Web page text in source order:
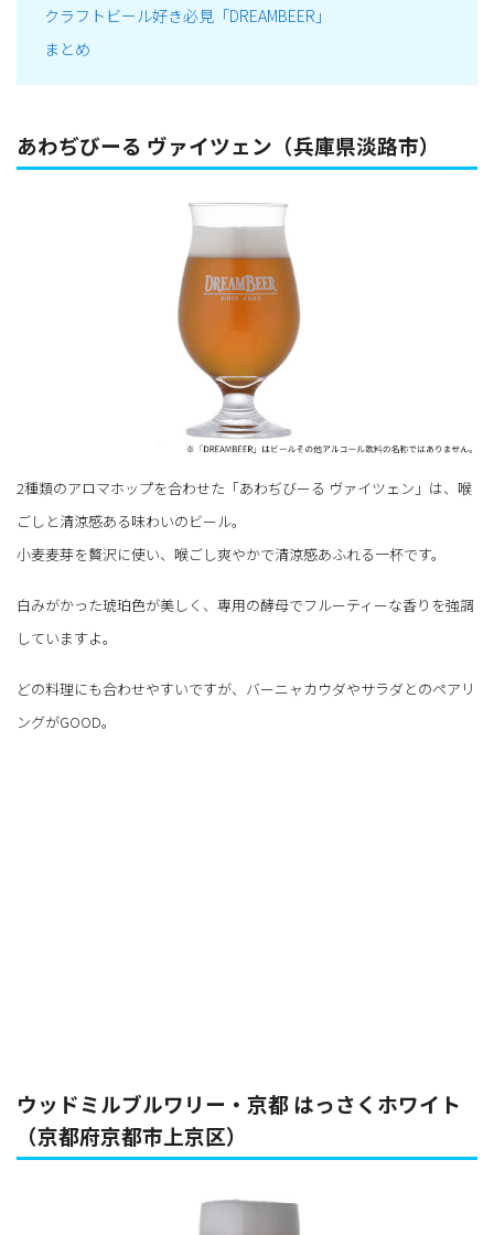
クラフトビール好き必見「DREAMBEER」
まとめ
あわぢびーる ヴァイツェン（兵庫県淡路市）
2種類のアロマホップを合わせた「あわぢびーる ヴァイツェン」は、喉
ごしと清涼感ある味わいのビール。
小麦麦芽を贅沢に使い、喉ごし爽やかで清涼感あふれる一杯です。
白みがかった琥珀色が美しく、専用の酵母でフルーティーな香りを強調
していますよ。
どの料理にも合わせやすいですが、バーニャカウダやサラダとのペアリ
ングがGOOD。
ウッドミルブルワリー・京都 はっさくホワイト
（京都府京都市上京区）